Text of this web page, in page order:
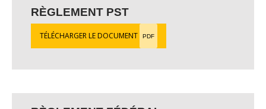
RÈGLEMENT PST
TÉLÉCHARGER LE DOCUMENT PDF